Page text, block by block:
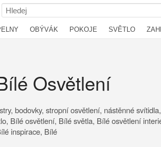
OBÝVÁK POKOJE SVĚTLO
Osvětlení
bodovky, stropní osvětlení, nástěnné
Bílé osvětlení, Bílé světla, Bílé osvětlení
inspirace, Bílé